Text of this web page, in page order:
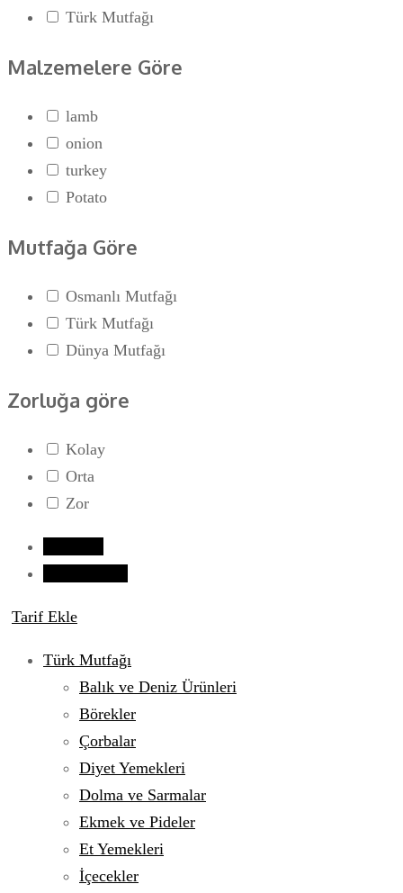
Türk Mutfağı
Malzemelere Göre
lamb
onion
turkey
Potato
Mutfağa Göre
Osmanlı Mutfağı
Türk Mutfağı
Dünya Mutfağı
Zorluğa göre
Kolay
Orta
Zor
Tarif Ekle
Türk Mutfağı
Balık ve Deniz Ürünleri
Börekler
Çorbalar
Diyet Yemekleri
Dolma ve Sarmalar
Ekmek ve Pideler
Et Yemekleri
İçecekler